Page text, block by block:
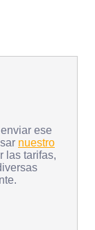
ese
nuestro
las tarifas,